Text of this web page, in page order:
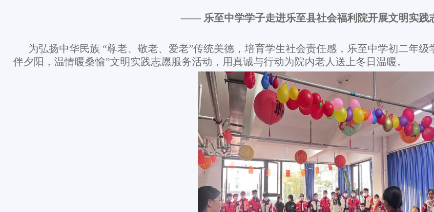
—— 乐至中学学子走进乐至县社会福利院开展文明实践
为弘扬中华民族 “尊老、敬老、爱老”传统美德，培育学生社会责任感，乐至中学初二年
伴夕阳，温情暖桑愉”文明实践志愿服务活动，用真诚与行动为院内老人送上冬日温暖。